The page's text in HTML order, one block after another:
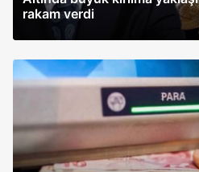
rakam verdi